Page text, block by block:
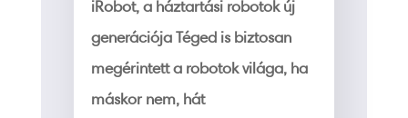
iRobot, a háztartási robotok új
generációja Téged is biztosan
megérintett a robotok világa, ha
máskor nem, hát